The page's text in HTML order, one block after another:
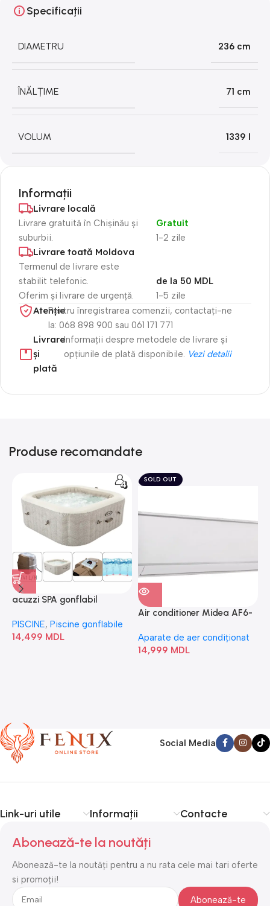
Specificații
DIAMETRU 236 cm
ÎNĂLȚIME 71 cm
VOLUM 1339 l
Informații
Livrare locală
Livrare gratuită în Chișinău și
suburbii.
1-2 zile
Gratuit
Livrare toată Moldova
Termenul de livrare este
stabilit telefonic.
Oferim și livrare de urgență.
1-5 zile
de la 50 MDL
Atenție​Pentru înregistrarea comenzii, contactați-ne
la: 068 898 900 sau 061 171 771
Livrare
și
plată
Informații despre metodele de livrare și
opțiunile de plată disponibile. Vezi detalii
Produse recomandate
acuzzi SPA gonflabil
Bubble” 28446
PISCINE, Piscine gonflabile
14,499 MDL
SOLD OUT
Air conditioner Midea AF6-
Aparate de aer condiționat
14,999 MDL
Social Media
Link-uri utile Informații Contacte
Abonează-te la noutăți
Abonează-te la noutăți pentru a nu rata cele mai tari oferte
si promoții!